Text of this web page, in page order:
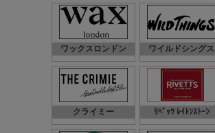
ワックスロンドン ワイルドシングス
クライミー ﾘﾍﾞｯﾂ ﾚｲﾄﾝｽﾄｰﾝ